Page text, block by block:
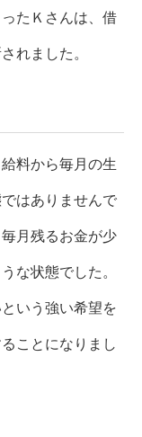
たＫさんは、借
れました。
料から毎月の生
はありませんで
月残るお金が少
な状態でした。
いう強い希望を
ことになりまし